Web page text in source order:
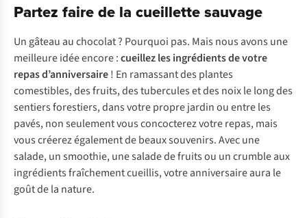
Partez faire de la cueillette sauvage
Un gâteau au chocolat ? Pourquoi pas. Mais nous avons une
meilleure idée encore :cueillez les ingrédients de votre
repas d’anniversaire! En ramassant des plantes
comestibles, des fruits, des tubercules et des noix le long des
sentiers forestiers, dans votre propre jardin ou entre les
pavés, non seulement vous concocterez votre repas, mais
vous créerez également de beaux souvenirs. Avec une
salade, un smoothie, une salade de fruits ou un crumble aux
ingrédients fraîchement cueillis, votre anniversaire aura le
goût de la nature.